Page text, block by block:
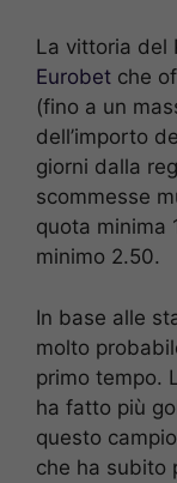
La vittoria del
Eurobet che
(fino a un
dell’importo
giorni dalla
scommesse
quota minima
minimo 2.50.
In base alle
molto
primo tempo.
ha fatto più
questo
che ha subito